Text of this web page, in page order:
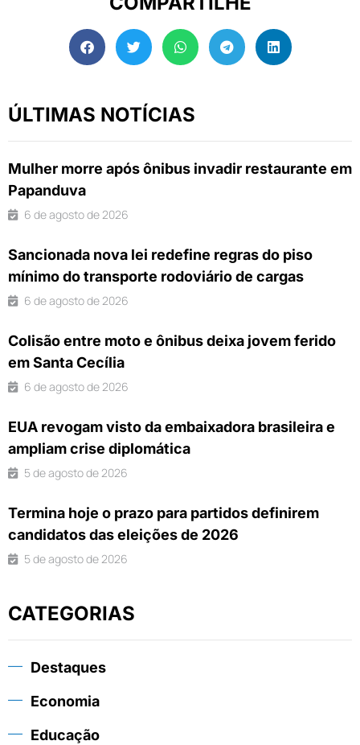
ÚLTIMAS NOTÍCIAS
Mulher morre após ônibus invadir restaurante em
Papanduva
6 de agosto de 2026
Sancionada nova lei redefine regras do piso
mínimo do transporte rodoviário de cargas
6 de agosto de 2026
Colisão entre moto e ônibus deixa jovem ferido
em Santa Cecília
6 de agosto de 2026
EUA revogam visto da embaixadora brasileira e
ampliam crise diplomática
5 de agosto de 2026
Termina hoje o prazo para partidos definirem
candidatos das eleições de 2026
5 de agosto de 2026
CATEGORIAS
Destaques
Economia
Educação